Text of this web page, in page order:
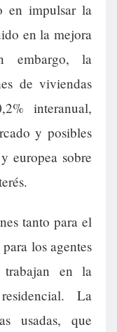
en impulsar la
en la mejora
embargo, la
de viviendas
interanual,
y posibles
europea sobre
tanto para el
los agentes
en la
La
usadas, que